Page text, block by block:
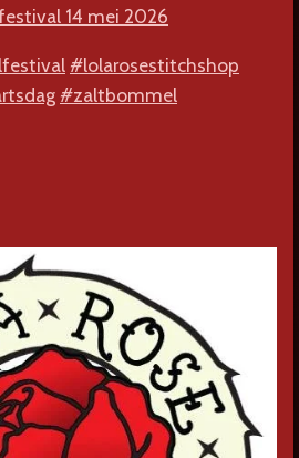
14 mei 2026
#lolarosestitchshop
#zaltbommel